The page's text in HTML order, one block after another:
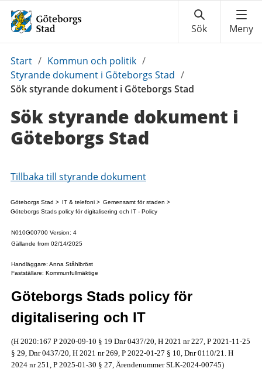
Du
är
här:
Start / Kommun och politik /
Styrande dokument i Göteborgs Stad /
Sök styrande dokument i Göteborgs Stad
Sök styrande dokument i
Göteborgs Stad
Tillbaka till styrande dokument